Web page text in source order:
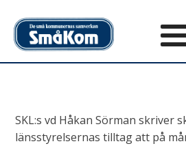
SKL:s vd Håkan Sörman skriver
länsstyrelsernas tilltag att på